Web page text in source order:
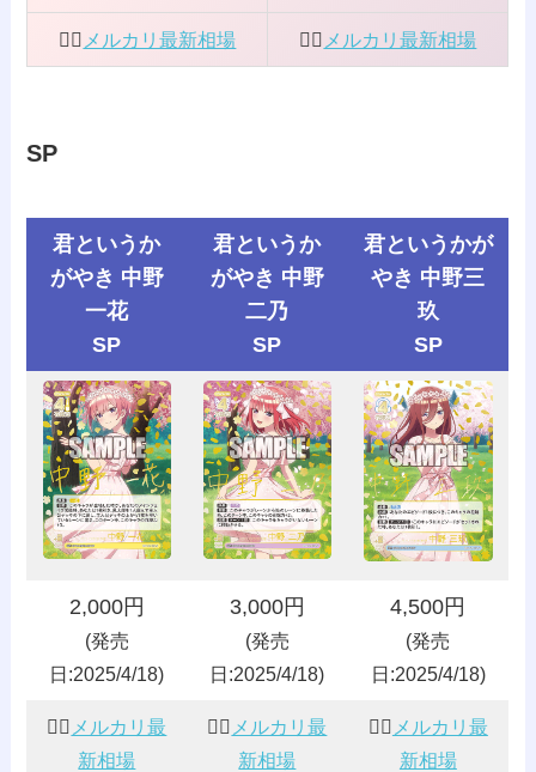
👰‍♀️ メルカリ最新相場 👰‍♀️ メルカリ最新相場
SP
君というか
がやき 中野
一花
SP
君というか
がやき 中野
二乃
SP
君というかが
やき 中野三
玖
SP
2,000円
(発売
日:2025/4/18)
3,000円
(発売
日:2025/4/18)
4,500円
(発売
日:2025/4/18)
👰‍♀️ メルカリ最
新相場
👰‍♀️ メルカリ最
新相場
👰‍♀️ メルカリ最
新相場